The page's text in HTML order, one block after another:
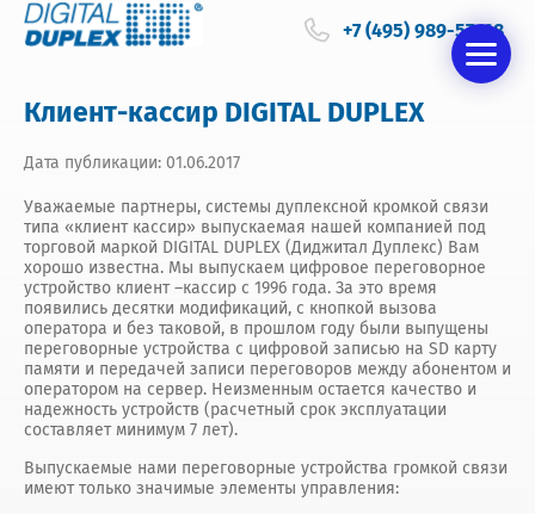
+7 (495) 989-57-68
Клиент-кассир DIGITAL DUPLEX
Дата публикации: 01.06.2017
Уважаемые партнеры, системы дуплексной кромкой связи
типа «клиент кассир» выпускаемая нашей компанией под
торговой маркой DIGITAL DUPLEX (Диджитал Дуплекс) Вам
хорошо известна. Мы выпускаем цифровое переговорное
устройство клиент –кассир с 1996 года. За это время
появились десятки модификаций, с кнопкой вызова
оператора и без таковой, в прошлом году были выпущены
переговорные устройства с цифровой записью на SD карту
памяти и передачей записи переговоров между абонентом и
оператором на сервер. Неизменным остается качество и
надежность устройств (расчетный срок эксплуатации
составляет минимум 7 лет).
Выпускаемые нами переговорные устройства громкой связи
имеют только значимые элементы управления: